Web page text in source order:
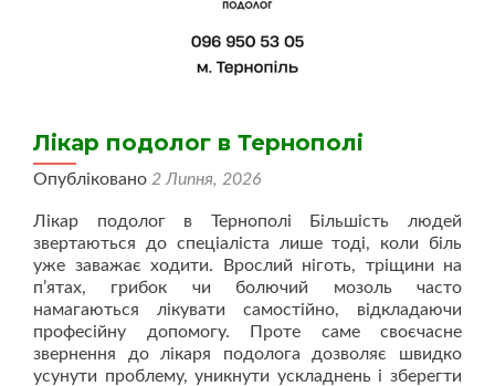
Лікар подолог в Тернополі
Опубліковано 2 Липня, 2026
Лікар подолог в Тернополі Більшість людей
звертаються до спеціаліста лише тоді, коли біль
уже заважає ходити. Врослий ніготь, тріщини на
п’ятах, грибок чи болючий мозоль часто
намагаються лікувати самостійно, відкладаючи
професійну допомогу. Проте саме своєчасне
звернення до лікаря подолога дозволяє швидко
усунути проблему, уникнути ускладнень і зберегти